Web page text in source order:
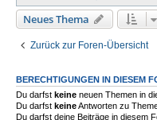
Neues Thema
Zurück zur Foren-Übersicht
BERECHTIGUNGEN IN DIESEM
Du darfst keine neuen Themen in
Du darfst keineAntworten zu
Du darfst deine Beiträge in diesem